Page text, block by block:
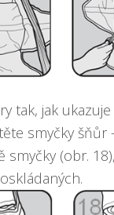
tak, jak ukazuje
smyčky šňůr
smyčky (obr.